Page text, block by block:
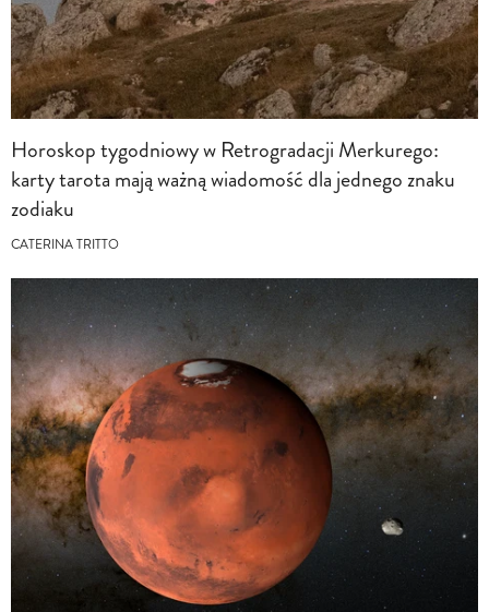
Horoskop tygodniowy w Retrogradacji Merkurego:
karty tarota mają ważną wiadomość dla jednego znaku
zodiaku
CATERINA TRITTO